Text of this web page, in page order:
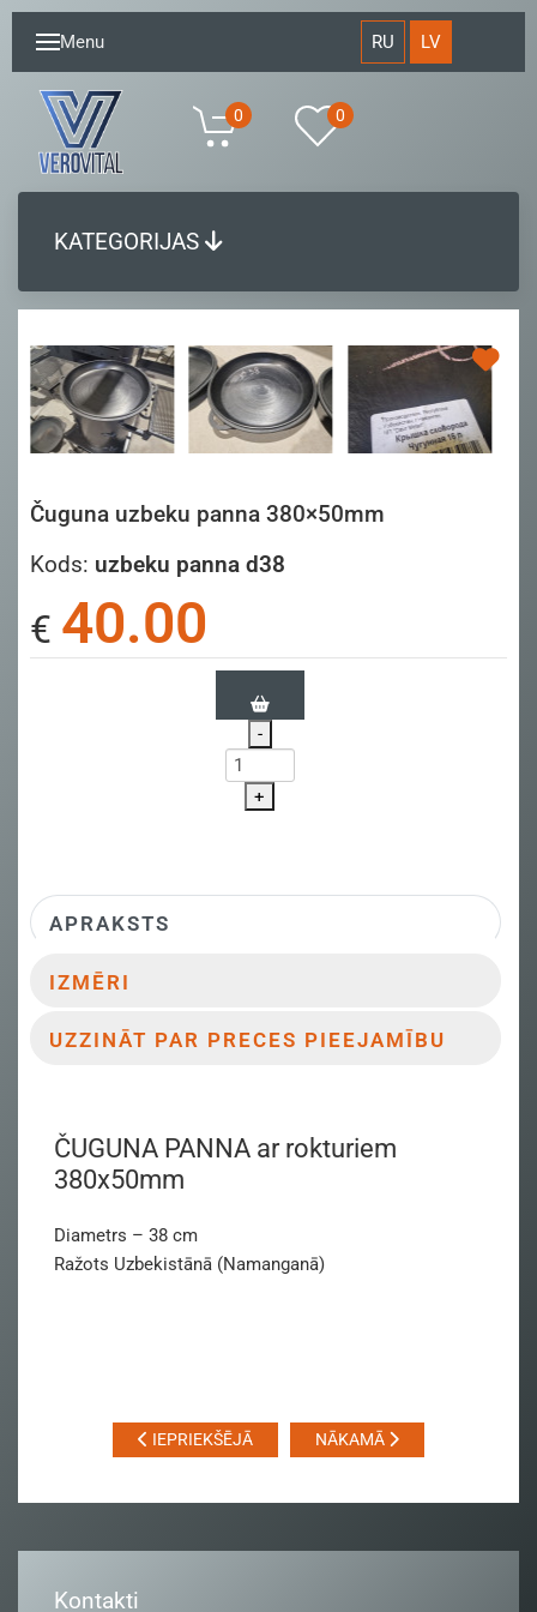
Menu RU LV
0 0
KATEGORIJAS
Čuguna uzbeku panna 380×50mm
Kods: uzbeku panna d38
€ 40.00
-
+
APRAKSTS
IZMĒRI
UZZINĀT PAR PRECES PIEEJAMĪBU
ČUGUNA PANNA ar rokturiem
380x50mm
Diametrs – 38 cm
Ražots Uzbekistānā (Namanganā)
IEPRIEKŠĒJĀ NĀKAMĀ
Kontakti